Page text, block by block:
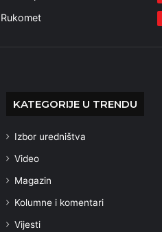
Rukomet
KATEGORIJE U TRENDU
Izbor uredništva
Video
Magazin
Kolumne i komentari
Vijesti